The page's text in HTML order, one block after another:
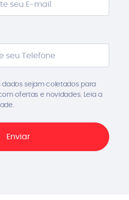
dados sejam coletados para
ofertas e novidades. Leia a